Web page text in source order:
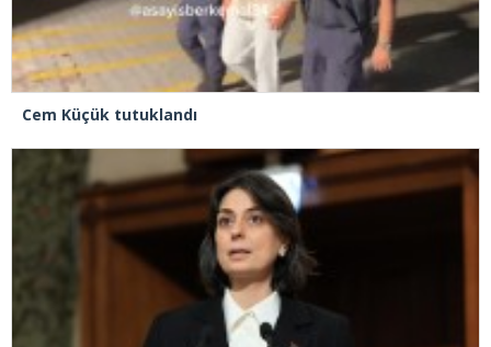
Cem Küçük tutuklandı